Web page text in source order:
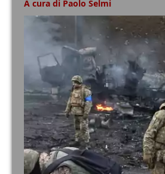
A cura di Paolo Selmi